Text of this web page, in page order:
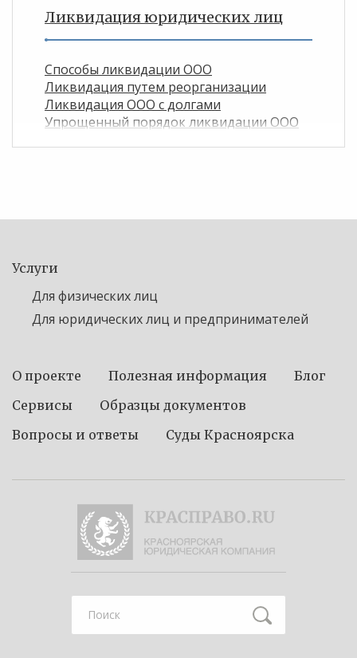
Ликвидация юридических лиц
Способы ликвидации ООО
Ликвидация путем реорганизации
Ликвидация ООО с долгами
Упрощенный порядок ликвидации ООО
Услуги
Для физических лиц
Для юридических лиц и предпринимателей
О проекте Полезная информация
Блог
Сервисы
Образцы документов
Вопросы и ответы
Суды Красноярска